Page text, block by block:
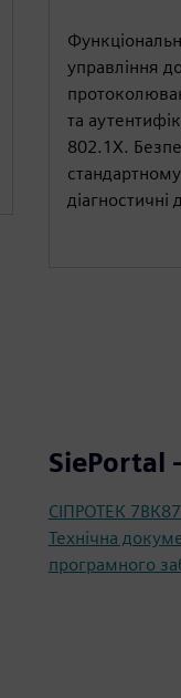
управління
та
802.1X.
діагностичні
SiePortal
СІПРОТЕК 7ВК87
Технічна
програмного